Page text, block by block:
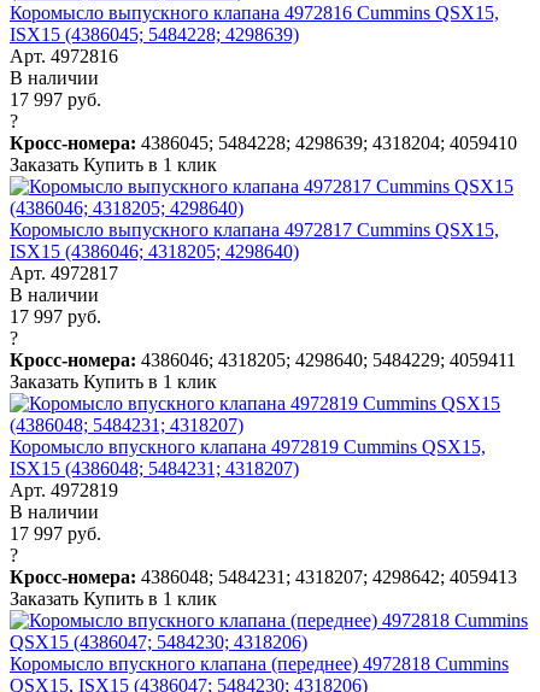
Коромысло выпускного клапана 4972816 Cummins QSX15,
ISX15 (4386045; 5484228; 4298639)
Арт. 4972816
В наличии
17 997 руб.
?
Кросс-номера: 4386045; 5484228; 4298639; 4318204; 4059410
Заказать Купить в 1 клик
Коромысло выпускного клапана 4972817 Cummins QSX15,
ISX15 (4386046; 4318205; 4298640)
Арт. 4972817
В наличии
17 997 руб.
?
Кросс-номера: 4386046; 4318205; 4298640; 5484229; 4059411
Заказать Купить в 1 клик
Коромысло впускного клапана 4972819 Cummins QSX15,
ISX15 (4386048; 5484231; 4318207)
Арт. 4972819
В наличии
17 997 руб.
?
Кросс-номера: 4386048; 5484231; 4318207; 4298642; 4059413
Заказать Купить в 1 клик
Коромысло впускного клапана (переднее) 4972818 Cummins
QSX15, ISX15 (4386047; 5484230; 4318206)